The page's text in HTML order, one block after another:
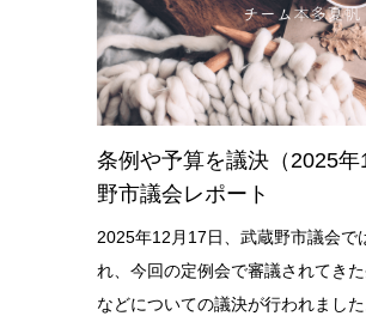
条例や予算を議決（2025
野市議会レポート
2025年12月17日、武蔵野市議会で
れ、今回の定例会で審議されてき
などについての議決が行われまし